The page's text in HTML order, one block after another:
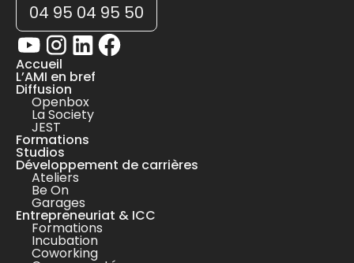
04 95 04 95 50
Accueil
L’AMI en bref
Diffusion
Openbox
La Society
JEST
Formations
Studios
Développement de carrières
Ateliers
Be On
Garages
Entrepreneuriat & ICC
Formations
Incubation
Coworking